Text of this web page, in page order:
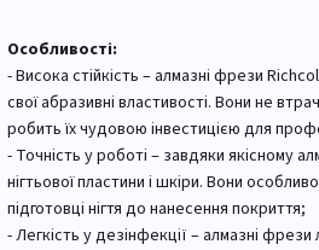
Особливості:
- Висока стійкість – алмазні фрези
свої абразивні властивості. Вони не
робить їх чудовою інвестицією для
- Точність у роботі – завдяки якісному
нігтьової пластини і шкіри. Вони
підготовці нігтя до нанесення покриття;
- Легкість у дезінфекції – алмазні